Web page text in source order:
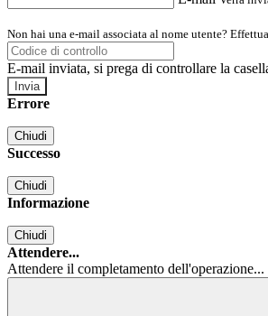
Non hai una e-mail associata al nome utente?
E-mail inviata, si prega di controllare la
Errore
Chiudi
Successo
Chiudi
Informazione
Chiudi
Attendere...
Attendere il completamento dell'operazione...